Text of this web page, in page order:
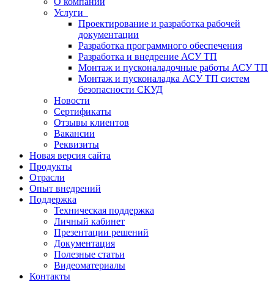
Услуги
Проектирование и разработка рабочей
документации
Разработка программного обеспечения
Разработка и внедрение АСУ ТП
Монтаж и пусконаладочные работы АСУ ТП
Монтаж и пусконаладка АСУ ТП систем
безопасности СКУД
Новости
Сертификаты
Отзывы клиентов
Вакансии
Реквизиты
Новая версия сайта
Продукты
Отрасли
Опыт внедрений
Поддержка
Техническая поддержка
Личный кабинет
Презентации решений
Документация
Полезные статьи
Видеоматериалы
Контакты